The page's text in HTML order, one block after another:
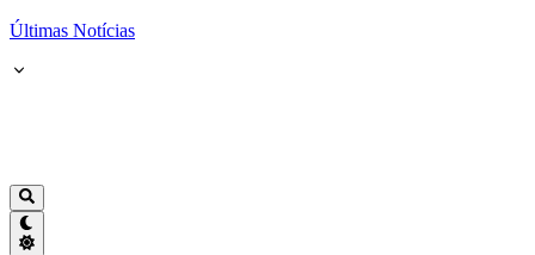
Últimas Notícias